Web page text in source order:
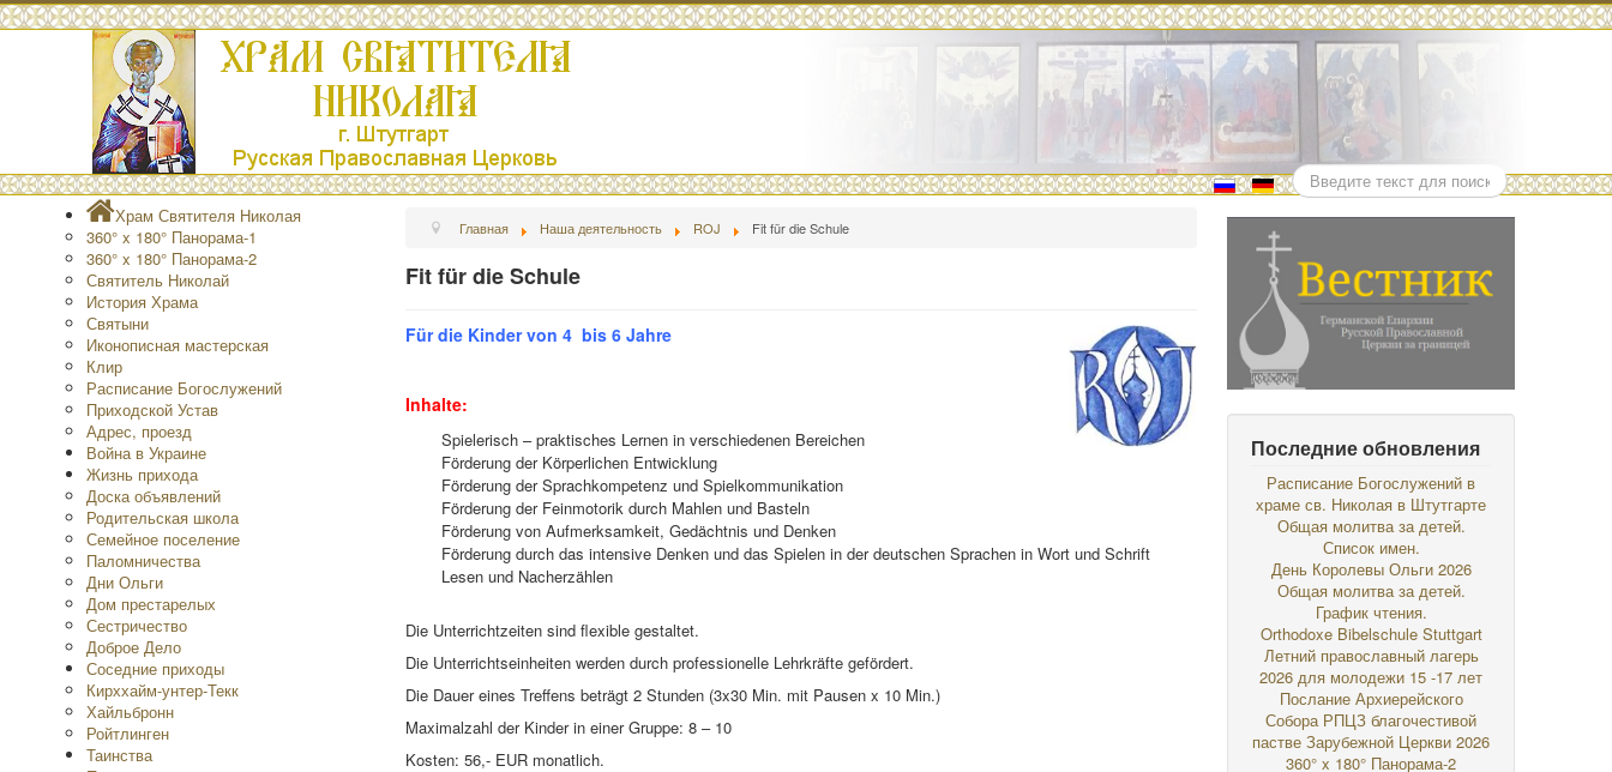
Поиск
Храм Святителя Николая
360° x 180° Панорама-1
360° x 180° Панорама-2
Святитель Николай
История Храма
Святыни
Иконописная мастерская
Клир
Расписание Богослужений
Приходской Устав
Адрес, проезд
Война в Украине
Жизнь прихода
Доска объявлений
Родительская школа
Семейное поселение
Паломничества
Дни Ольги
Дом престарелых
Сестричество
Доброе Дело
Соседние приходы
Кирххайм-унтер-Текк
Хайльбронн
Ройтлинген
Таинства
Главная Наша деятельность ROJ Fit für die Schule
Fit für die Schule
Für die Kinder von 4 bis 6 Jahre
Inhalte:
Spielerisch – praktisches Lernen in verschiedenen Bereichen
Förderung der Körperlichen Entwicklung
Förderung der Sprachkompetenz und Spielkommunikation
Förderung der Feinmotorik durch Mahlen und Basteln
Förderung von Aufmerksamkeit, Gedächtnis und Denken
Förderung durch das intensive Denken und das Spielen in der deutschen Sprachen in Wort und Schrift
Lesen und Nacherzählen
Die Unterrichtzeiten sind flexible gestaltet.
Die Unterrichtseinheiten werden durch professionelle Lehrkräfte gefördert.
Die Dauer eines Treffens beträgt 2 Stunden (3x30 Min. mit Pausen x 10 Min.)
Maximalzahl der Kinder in einer Gruppe: 8 – 10
Kosten: 56,- EUR monatlich.
Последние обновления
Расписание Богослужений в
храме св. Николая в Штутгарте
Общая молитва за детей.
Список имен.
День Королевы Ольги 2026
Общая молитва за детей.
График чтения.
Orthodoxe Bibelschule Stuttgart
Летний православный лагерь
2026 для молодежи 15 -17 лет
Послание Архиерейского
Собора РПЦЗ благочестивой
пастве Зарубежной Церкви 2026
360° x 180° Панорама-2